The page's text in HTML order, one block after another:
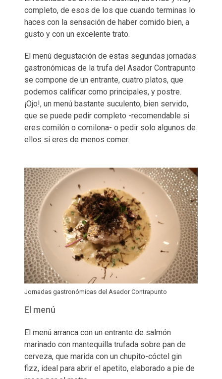
completo, de esos de los que cuando terminas lo
haces con la sensación de haber comido bien, a
gusto y con un excelente trato.
El menú degustación de estas segundas jornadas
gastronómicas de la trufa del Asador Contrapunto
se compone de un entrante, cuatro platos, que
podemos calificar como principales, y postre.
¡Ojo!, un menú bastante suculento, bien servido,
que se puede pedir completo -recomendable si
eres comilón o comilona- o pedir solo algunos de
ellos si eres de menos comer.
Jornadas gastronómicas del Asador Contrapunto
El menú
El menú arranca con un entrante de salmón
marinado con mantequilla trufada sobre pan de
cerveza, que marida con un chupito-cóctel gin
fizz, ideal para abrir el apetito, elaborado a pie de